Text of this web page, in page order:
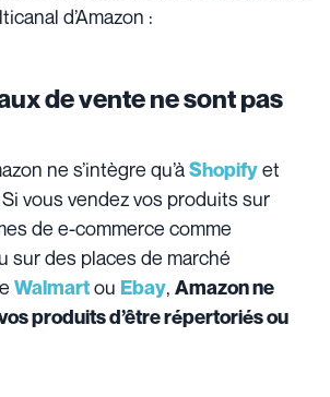
d’Amazon :
de vente ne sont pas
ne s’intègre qu’àShopifyet
Si vous vendez vos produits sur
de e-commerce comme
sur des places de marché
Walmartou Ebay, Amazon ne
produits d’être répertoriés ou